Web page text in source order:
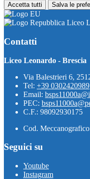
Accetta tutti Salva le
Liceo
Contatti
Liceo Leonardo - Brescia
Via Balestrieri 6,
Tel: +39 0302420989
Email:
PEC:
C.F.: 98092930175
Cod.
Seguici su
Youtube
Instagram